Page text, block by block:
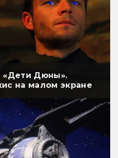
«Дети Дюны».
на малом экране